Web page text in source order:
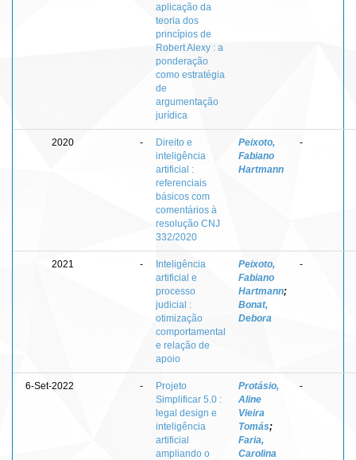
aplicação da
teoria dos
princípios de
Robert Alexy : a
ponderação
como estratégia
de
argumentação
jurídica
2020 -
Direito e
inteligência
artificial :
referenciais
básicos com
comentários à
resolução CNJ
332/2020
Peixoto,
Fabiano
Hartmann
-
2021 -
Inteligência
artificial e
processo
judicial :
otimização
comportamental
e relação de
apoio
Peixoto,
Fabiano
Hartmann;
Bonat,
Debora
-
6-Set-2022 -
Projeto
Simplificar 5.0 :
legal design e
inteligência
artificial
ampliando o
Protásio,
Aline
Vieira
Tomás;
Faria,
Carolina
-